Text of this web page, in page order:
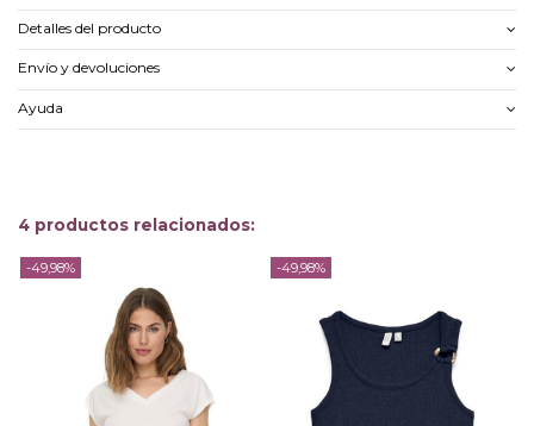
Detalles del producto
Envío y devoluciones
Ayuda
4 productos relacionados:
-49,98% -49,98%